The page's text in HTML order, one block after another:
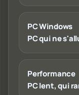
PC Windows
PC qui ne
Performance
PC lent, qui